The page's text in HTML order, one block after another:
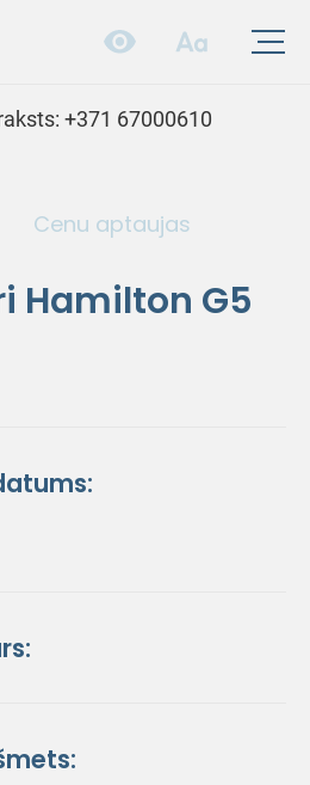
+371 67000610
Cenu aptaujas
Hamilton G5